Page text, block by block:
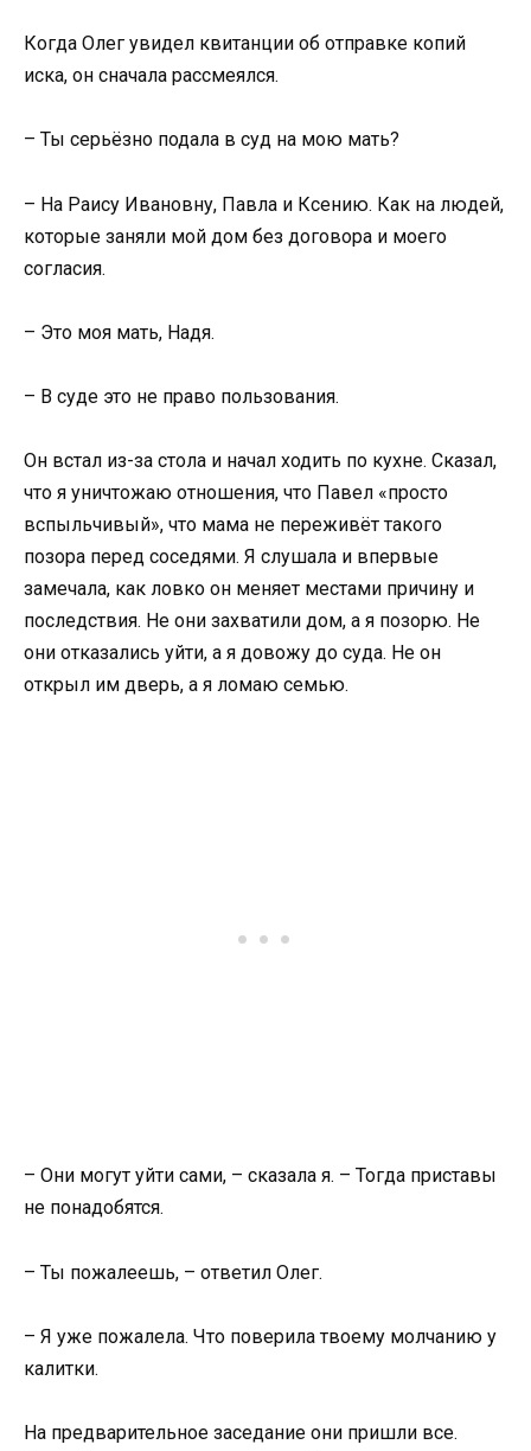
Когда Олег увидел квитанции об отправке копий
иска, он сначала рассмеялся.
– Ты серьёзно подала в суд на мою мать?
– На Раису Ивановну, Павла и Ксению. Как на людей,
которые заняли мой дом без договора и моего
согласия.
– Это моя мать, Надя.
– В суде это не право пользования.
Он встал из-за стола и начал ходить по кухне. Сказал,
что я уничтожаю отношения, что Павел «просто
вспыльчивый», что мама не переживёт такого
позора перед соседями. Я слушала и впервые
замечала, как ловко он меняет местами причину и
последствия. Не они захватили дом, а я позорю. Не
они отказались уйти, а я довожу до суда. Не он
открыл им дверь, а я ломаю семью.
– Они могут уйти сами, – сказала я. – Тогда приставы
не понадобятся.
– Ты пожалеешь, – ответил Олег.
– Я уже пожалела. Что поверила твоему молчанию у
калитки.
На предварительное заседание они пришли все.